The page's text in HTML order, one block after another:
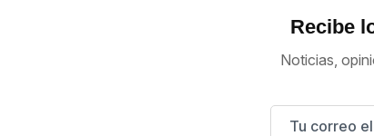
Recibe
Noticias,